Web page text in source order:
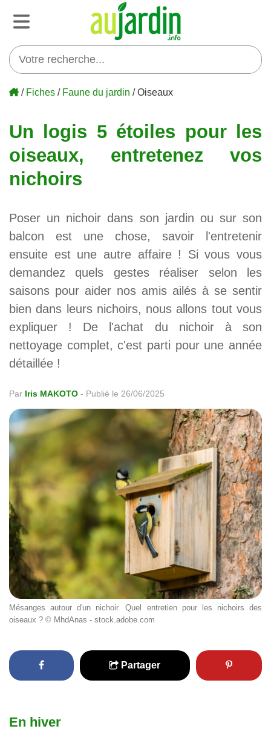
/ Fiches / Faune du jardin / Oiseaux
Un logis 5 étoiles pour les
oiseaux, entretenez vos
nichoirs
Poser un nichoir dans son jardin ou sur son
balcon est une chose, savoir l'entretenir
ensuite est une autre affaire ! Si vous vous
demandez quels gestes réaliser selon les
saisons pour aider nos amis ailés à se sentir
bien dans leurs nichoirs, nous allons tout vous
expliquer ! De l'achat du nichoir à son
nettoyage complet, c'est parti pour une année
détaillée !
Par Iris MAKOTO - Publié le 26/06/2025
Mésanges autour d'un nichoir. Quel entretien pour les nichoirs des
oiseaux ? © MhdAnas - stock.adobe.com
Partager
En hiver